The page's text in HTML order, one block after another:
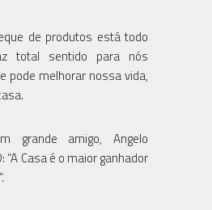
de produtos está todo
total sentido para nós
pode melhorar nossa vida,
grande amigo, Angelo
“A Casa é o maior ganhador